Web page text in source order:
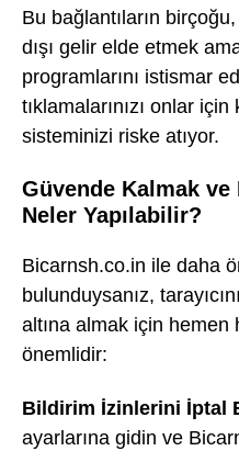
Bu bağlantıların
dışı gelir elde etmek
programlarını istismar
tıklamalarınızı onlar
sisteminizi riske atıyor.
Güvende Kalmak ve
Neler Yapılabilir?
Bicarnsh.co.in ile daha
bulunduysanız,
altına almak için
önemlidir:
Bildirim İzinlerini İptal
ayarlarına gidin ve